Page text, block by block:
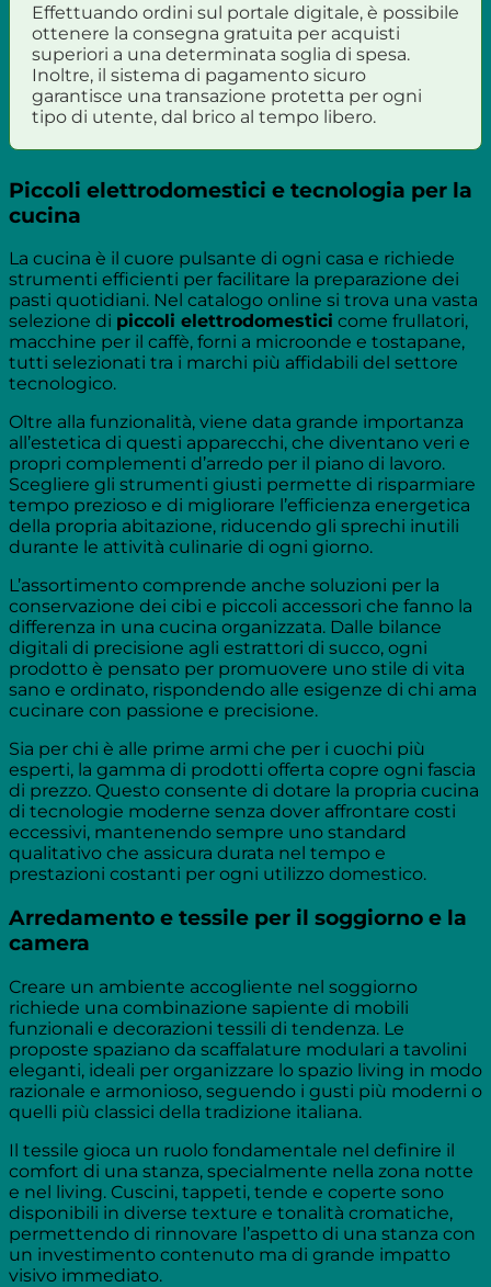
Effettuando ordini sul portale digitale, è possibile
ottenere la consegna gratuita per acquisti
superiori a una determinata soglia di spesa.
Inoltre, il sistema di pagamento sicuro
garantisce una transazione protetta per ogni
tipo di utente, dal brico al tempo libero.
Piccoli elettrodomestici e tecnologia per la
cucina
La cucina è il cuore pulsante di ogni casa e richiede
strumenti efficienti per facilitare la preparazione dei
pasti quotidiani. Nel catalogo online si trova una vasta
selezione di piccoli elettrodomestici come frullatori,
macchine per il caffè, forni a microonde e tostapane,
tutti selezionati tra i marchi più affidabili del settore
tecnologico.
Oltre alla funzionalità, viene data grande importanza
all’estetica di questi apparecchi, che diventano veri e
propri complementi d’arredo per il piano di lavoro.
Scegliere gli strumenti giusti permette di risparmiare
tempo prezioso e di migliorare l’efficienza energetica
della propria abitazione, riducendo gli sprechi inutili
durante le attività culinarie di ogni giorno.
L’assortimento comprende anche soluzioni per la
conservazione dei cibi e piccoli accessori che fanno la
differenza in una cucina organizzata. Dalle bilance
digitali di precisione agli estrattori di succo, ogni
prodotto è pensato per promuovere uno stile di vita
sano e ordinato, rispondendo alle esigenze di chi ama
cucinare con passione e precisione.
Sia per chi è alle prime armi che per i cuochi più
esperti, la gamma di prodotti offerta copre ogni fascia
di prezzo. Questo consente di dotare la propria cucina
di tecnologie moderne senza dover affrontare costi
eccessivi, mantenendo sempre uno standard
qualitativo che assicura durata nel tempo e
prestazioni costanti per ogni utilizzo domestico.
Arredamento e tessile per il soggiorno e la
camera
Creare un ambiente accogliente nel soggiorno
richiede una combinazione sapiente di mobili
funzionali e decorazioni tessili di tendenza. Le
proposte spaziano da scaffalature modulari a tavolini
eleganti, ideali per organizzare lo spazio living in modo
razionale e armonioso, seguendo i gusti più moderni o
quelli più classici della tradizione italiana.
Il tessile gioca un ruolo fondamentale nel definire il
comfort di una stanza, specialmente nella zona notte
e nel living. Cuscini, tappeti, tende e coperte sono
disponibili in diverse texture e tonalità cromatiche,
permettendo di rinnovare l’aspetto di una stanza con
un investimento contenuto ma di grande impatto
visivo immediato.